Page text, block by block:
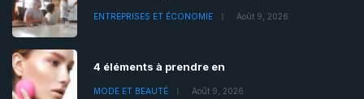
ENTREPRISES ET ÉCONOMIE Août 9, 2026
4 éléments à prendre en
MODE ET BEAUTÉ Août 9, 2026